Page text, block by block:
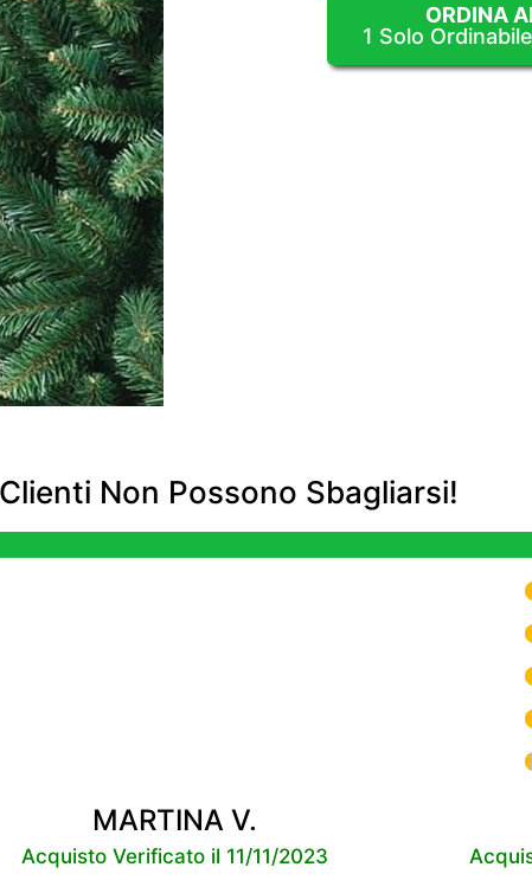
ORDINA
1 Solo
Non Possono Sbagliarsi!
MARTINA V.
Acquisto Verificato il 11/11/2023